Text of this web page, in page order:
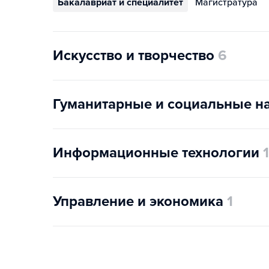
Бакалавриат и специалитет Магистратура
Искусство и творчество 6
Гуманитарные и социальные
Информационные технологии 1
Управление и экономика 1